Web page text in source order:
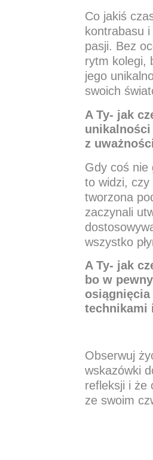
Co jakiś
kontrabasu
pasji. Bez
rytm kolegi,
jego
swoich
A Ty- jak
unikalności
z
Gdy coś nie
to widzi,
tworzona
zaczynali
wszystko
A Ty- jak
bo w
technikami
Obserwuj
wskazówki
refleksji i że
ze swoim